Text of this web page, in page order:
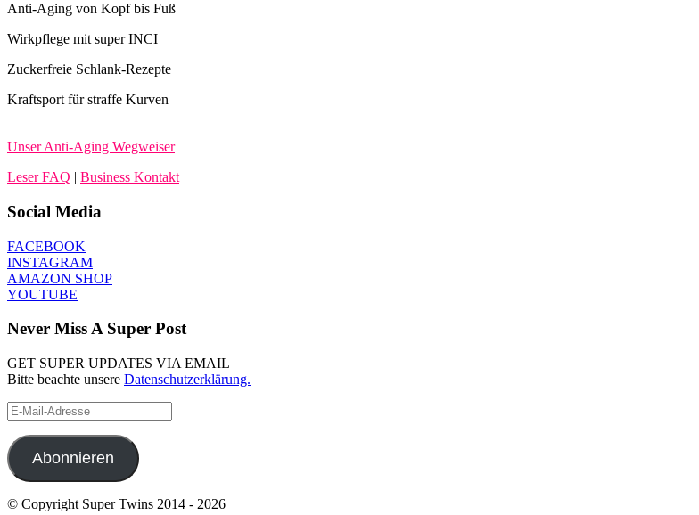
Anti-Aging von Kopf bis Fuß
Wirkpflege mit super INCI
Zuckerfreie Schlank-Rezepte
Kraftsport für straffe Kurven
Unser Anti-Aging Wegweiser
Leser FAQ | Business Kontakt
Social Media
FACEBOOK
INSTAGRAM
AMAZON SHOP
YOUTUBE
Never Miss A Super Post
GET SUPER UPDATES VIA EMAIL
Bitte beachte unsere Datenschutzerklärung.
E-
Mail-
Adresse
Abonnieren
© Copyright Super Twins 2014 - 2026